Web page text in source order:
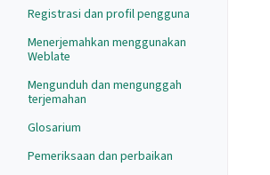
Registrasi dan profil pengguna
Menerjemahkan menggunakan
Weblate
Mengunduh dan mengunggah
terjemahan
Glosarium
Pemeriksaan dan perbaikan